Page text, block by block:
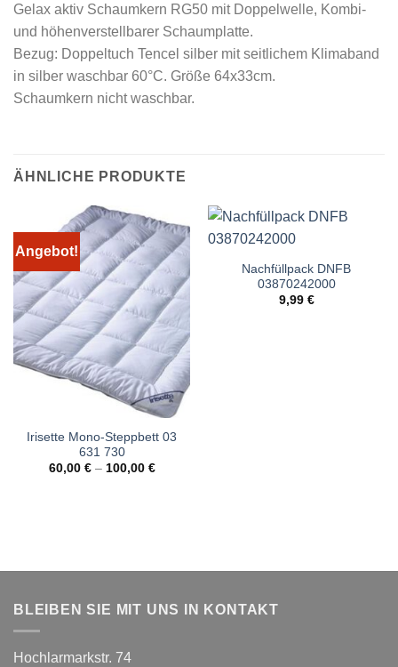
Gelax aktiv Schaumkern RG50 mit Doppelwelle, Kombi-
und höhenverstellbarer Schaumplatte.
Bezug: Doppeltuch Tencel silber mit seitlichem Klimaband
in silber waschbar 60°C. Größe 64x33cm.
Schaumkern nicht waschbar.
ÄHNLICHE PRODUKTE
Angebot!
Irisette Mono-Steppbett 03
631 730
60,00 €– 100,00 €
Nachfüllpack DNFB
03870242000
9,99 €
BLEIBEN SIE MIT UNS IN KONTAKT
Hochlarmarkstr. 74